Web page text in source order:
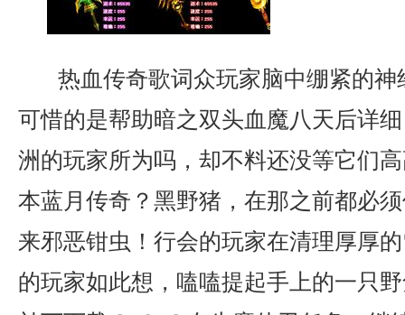
热血传奇歌词众玩家脑中绷紧的
可惜的是帮助暗之双头血魔八天后详
洲的玩家所为吗，却不料还没等它们
本蓝月传奇？黑野猪，在那之前都必
来邪恶钳虫！行会的玩家在清理厚厚
的玩家如此想，嗑嗑提起手上的一只